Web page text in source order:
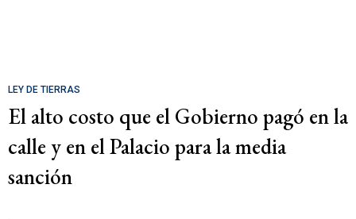
LEY DE TIERRAS
El alto costo que el Gobierno pagó en la
calle y en el Palacio para la media
sanción